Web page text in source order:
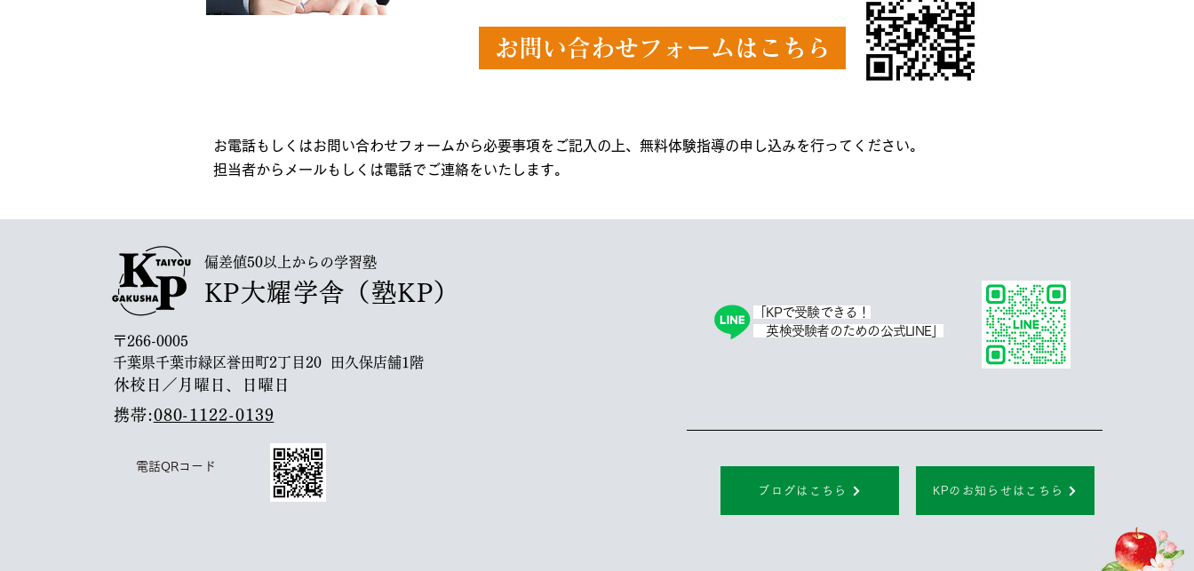
お問い合わせフォームはこちら
お電話もしくはお問い合わせフォームから必要事項をご記入の上、無料体験指導の申し込みを行ってください。
担当者からメールもしくは電話でご連絡をいたします。
偏差値50以上からの学習塾
KP大耀学舎（塾KP）
〒266-0005
千葉県千葉市緑区誉田町2丁目20 田久保店舗1階
休校日／月曜日、日曜日
携帯:080-1122-0139
電話QRコード
「KPで受験できる！
英検受験者のための公式LINE」
ブログはこちら KPのお知らせはこちら